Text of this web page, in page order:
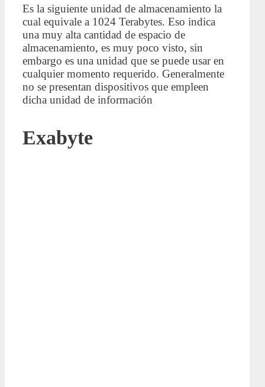
Es la siguiente unidad de almacenamiento la
cual equivale a 1024 Terabytes. Eso indica
una muy alta cantidad de espacio de
almacenamiento, es muy poco visto, sin
embargo es una unidad que se puede usar en
cualquier momento requerido. Generalmente
no se presentan dispositivos que empleen
dicha unidad de información
Exabyte